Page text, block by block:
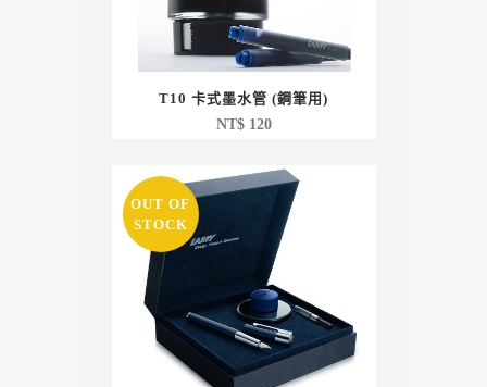
T10 卡式墨水管 (鋼筆用)
NT$120
OUT OF
STOCK